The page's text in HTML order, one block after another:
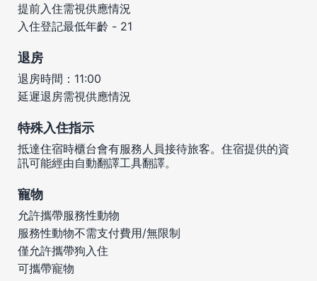
提前入住需視供應情況
入住登記最低年齡 - 21
退房
退房時間：11:00
延遲退房需視供應情況
特殊入住指示
抵達住宿時櫃台會有服務人員接待旅客。住宿提供的資
訊可能經由自動翻譯工具翻譯。
寵物
允許攜帶服務性動物
服務性動物不需支付費用/無限制
僅允許攜帶狗入住
可攜帶寵物